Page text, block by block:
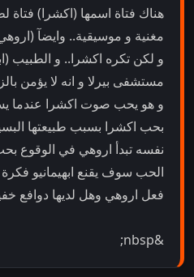
هناك فتاة اسمها (اكشرا) فتاة
مغنية و موسيقية.. وايضآ
و لكن تكره اكشرا.. و الطبيب
مستشفى بيرلا و انه لا يؤمن
و هو يحب صوت اكشرا عندما
بحب اكشرا بسبب طبيعتها
نفسه تبدأ اروهي في الوقوع
الحب سوف يقنع ابهيمانيو
فعل اروهي وهل لديها دوافع
&nbsp;